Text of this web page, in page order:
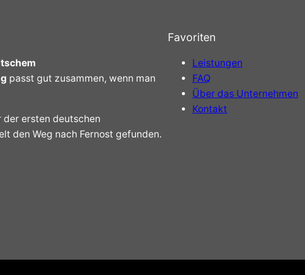
passt gut zusammen, wenn man
der ersten deutschen
den Weg nach Fernost gefunden.
Favoriten
Leistungen
FAQ
Über das Unternehmen
Kontakt